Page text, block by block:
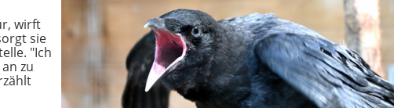
wirft
sie
"Ich
zu